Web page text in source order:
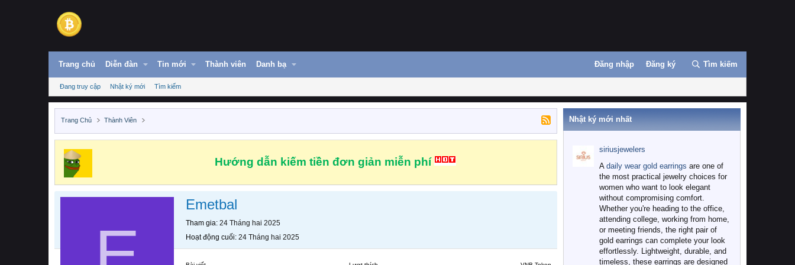
Trang chủ Diễn đàn Tin mới Thành viên Danh bạ Đăng nhập Đăng ký Tìm kiếm
Đang truy cập Nhật ký mới Tìm kiếm
Trang Chủ Thành Viên
Hướng dẫn kiếm tiền đơn giản miễn phí
Emetbal
Tham gia 24 Tháng hai 2025
Hoạt động cuối 24 Tháng hai 2025
Nhật ký mới nhất
siriusjewelers
A daily wear gold earrings are one of
the most practical jewelry choices for
women who want to look elegant
without compromising comfort.
Whether you're heading to the office,
attending college, working from home,
or meeting friends, the right pair of
gold earrings can complete your look
effortlessly. Lightweight, durable, and
timeless, these earrings are designed